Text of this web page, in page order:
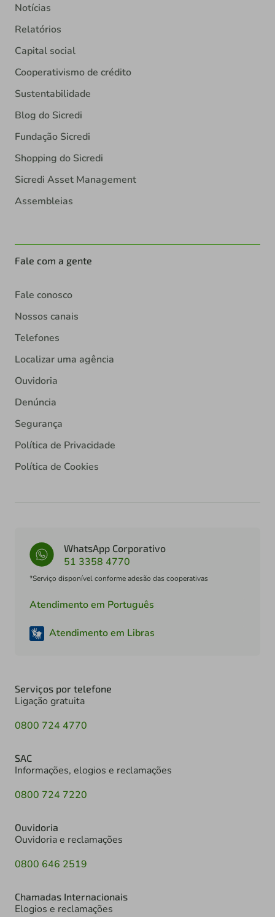
Notícias
Relatórios
Capital social
Cooperativismo de crédito
Sustentabilidade
Blog do Sicredi
Fundação Sicredi
Shopping do Sicredi
Sicredi Asset Management
Assembleias
Fale com a gente
Fale conosco
Nossos canais
Telefones
Localizar uma agência
Ouvidoria
Denúncia
Segurança
Política de Privacidade
Política de Cookies
WhatsApp Corporativo
51 3358 4770
*Serviço disponível conforme adesão das cooperativas
Atendimento em Português
Atendimento em Libras
Serviços por telefone
Ligação gratuita
0800 724 4770
SAC
Informações, elogios e reclamações
0800 724 7220
Ouvidoria
Ouvidoria e reclamações
0800 646 2519
Chamadas Internacionais
Elogios e reclamações